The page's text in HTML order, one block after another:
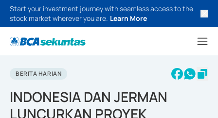
Start your investment journey with seamless access to the
stock market wherever you are. Learn More
BERITA HARIAN
INDONESIA DAN JERMAN
LUNCURKAN PROYEK